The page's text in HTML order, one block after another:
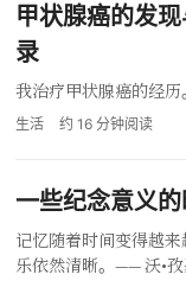
甲状腺癌的发
录
我治疗甲状腺癌的经历。
生活 约 16 分钟阅读
一些纪念意义的
记忆随着时间变得越
乐依然清晰。—— 沃•孜